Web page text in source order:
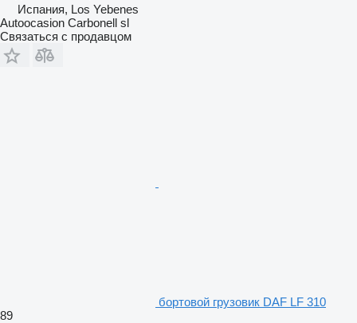
Испания, Los Yebenes
Autoocasion Carbonell sl
Связаться с продавцом
бортовой грузовик DAF LF 310
89